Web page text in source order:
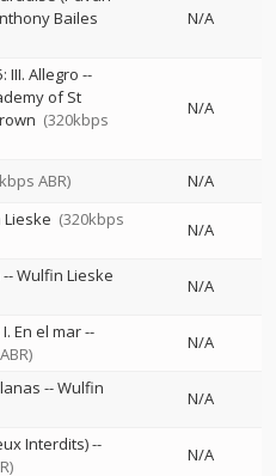
Bailes
N/A
III. Allegro --
of St
(320kbps
N/A
ABR)
N/A
(320kbps
N/A
--Wulfin Lieske
N/A
En el mar--
N/A
--Wulfin
N/A
Interdits)--
N/A